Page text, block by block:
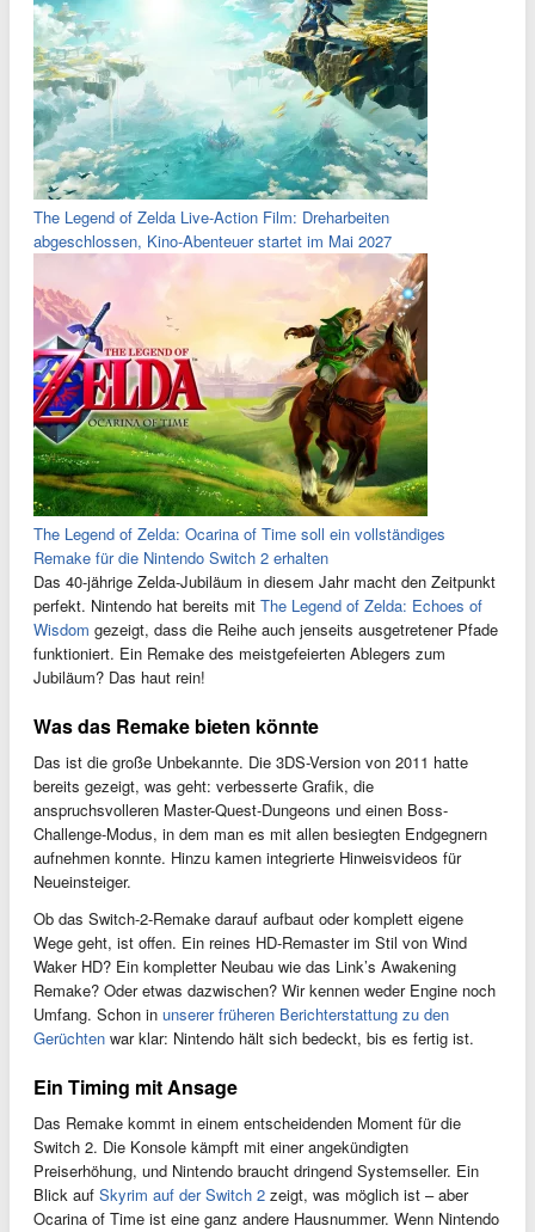
The Legend of Zelda Live-Action Film: Dreharbeiten
abgeschlossen, Kino-Abenteuer startet im Mai 2027
The Legend of Zelda: Ocarina of Time soll ein vollständiges
Remake für die Nintendo Switch 2 erhalten
Das 40-jährige Zelda-Jubiläum in diesem Jahr macht den Zeitpunkt
perfekt. Nintendo hat bereits mit The Legend of Zelda: Echoes of
Wisdom gezeigt, dass die Reihe auch jenseits ausgetretener Pfade
funktioniert. Ein Remake des meistgefeierten Ablegers zum
Jubiläum? Das haut rein!
Was das Remake bieten könnte
Das ist die große Unbekannte. Die 3DS-Version von 2011 hatte
bereits gezeigt, was geht: verbesserte Grafik, die
anspruchsvolleren Master-Quest-Dungeons und einen Boss-
Challenge-Modus, in dem man es mit allen besiegten Endgegnern
aufnehmen konnte. Hinzu kamen integrierte Hinweisvideos für
Neueinsteiger.
Ob das Switch-2-Remake darauf aufbaut oder komplett eigene
Wege geht, ist offen. Ein reines HD-Remaster im Stil von Wind
Waker HD? Ein kompletter Neubau wie das Link’s Awakening
Remake? Oder etwas dazwischen? Wir kennen weder Engine noch
Umfang. Schon in unserer früheren Berichterstattung zu den
Gerüchten war klar: Nintendo hält sich bedeckt, bis es fertig ist.
Ein Timing mit Ansage
Das Remake kommt in einem entscheidenden Moment für die
Switch 2. Die Konsole kämpft mit einer angekündigten
Preiserhöhung, und Nintendo braucht dringend Systemseller. Ein
Blick auf Skyrim auf der Switch 2 zeigt, was möglich ist – aber
Ocarina of Time ist eine ganz andere Hausnummer. Wenn Nintendo